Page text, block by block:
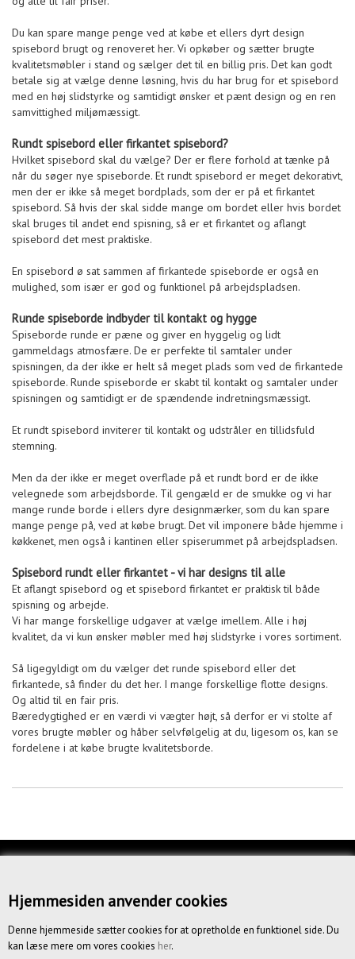
Hjemmesiden anvender cookies
Denne hjemmeside sætter cookies for at opretholde en funktionel side. Du
kan læse mere om vores cookies her.
Du kan spare mange penge ved at købe et ellers dyrt design
spisebord brugt og renoveret her. Vi opkøber og sætter brugte
kvalitetsmøbler i stand og sælger det til en billig pris. Det kan godt
betale sig at vælge denne løsning, hvis du har brug for et spisebord
med en høj slidstyrke og samtidigt ønsker et pænt design og en ren
samvittighed miljømæssigt.
Rundt spisebord eller firkantet spisebord?
Hvilket spisebord skal du vælge? Der er flere forhold at tænke på
når du søger nye spiseborde. Et rundt spisebord er meget dekorativt,
men der er ikke så meget bordplads, som der er på et firkantet
spisebord. Så hvis der skal sidde mange om bordet eller hvis bordet
skal bruges til andet end spisning, så er et firkantet og aflangt
spisebord det mest praktiske.
En spisebord ø sat sammen af firkantede spiseborde er også en
mulighed, som især er god og funktionel på arbejdspladsen.
Runde spiseborde indbyder til kontakt og hygge
Spiseborde runde er pæne og giver en hyggelig og lidt
gammeldags atmosfære. De er perfekte til samtaler under
spisningen, da der ikke er helt så meget plads som ved de firkantede
spiseborde. Runde spiseborde er skabt til kontakt og samtaler under
spisningen og samtidigt er de spændende indretningsmæssigt.
Et rundt spisebord inviterer til kontakt og udstråler en tillidsfuld
stemning.
Men da der ikke er meget overflade på et rundt bord er de ikke
velegnede som arbejdsborde. Til gengæld er de smukke og vi har
mange runde borde i ellers dyre designmærker, som du kan spare
mange penge på, ved at købe brugt. Det vil imponere både hjemme i
køkkenet, men også i kantinen eller spiserummet på arbejdspladsen.
Spisebord rundt eller firkantet - vi har designs til alle
Et aflangt spisebord og et spisebord firkantet er praktisk til både
spisning og arbejde.
Vi har mange forskellige udgaver at vælge imellem. Alle i høj
kvalitet, da vi kun ønsker møbler med høj slidstyrke i vores sortiment.
Så ligegyldigt om du vælger det runde spisebord eller det
firkantede, så finder du det her. I mange forskellige flotte designs.
Og altid til en fair pris.
Bæredygtighed er en værdi vi vægter højt, så derfor er vi stolte af
vores brugte møbler og håber selvfølgelig at du, ligesom os, kan se
fordelene i at købe brugte kvalitetsborde.
OM OS
BETINGELSER